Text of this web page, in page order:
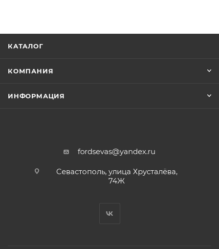
КАТАЛОГ
КОМПАНИЯ
ИНФОРМАЦИЯ
fordsevas@yandex.ru
Севастополь, улица Хрусталёва,
74Ж